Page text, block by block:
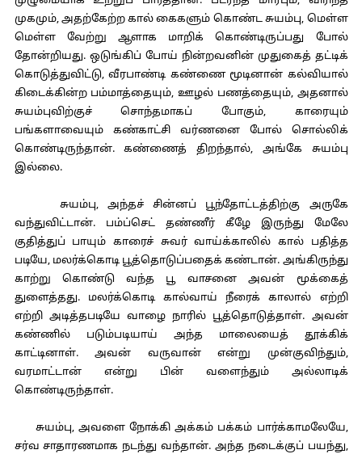
முகமும், அதற்கேற்ற கால் கைகளும் கொண்ட சுயம்பு, மெள்ள
மெள்ள வேற்று ஆளாக மாறிக் கொண்டிருப்பது போல்
தோன்றியது. ஒடுங்கிப் போய் நின்றவனின் முதுகைத் தட்டிக்
கொடுத்துவிட்டு, வீரபாண்டி கண்ணை மூடினான் கல்வியால்
கிடைக்கின்ற பம்மாத்தையும், ஊழல் பணத்தையும், அதனால்
சுயம்புவிற்குச் சொந்தமாகப் போகும், காரையும்
பங்களாவையும் கண்காட்சி வர்ணனை போல் சொல்லிக்
கொண்டிருந்தான். கண்ணைத் திறந்தால், அங்கே சுயம்பு
இல்லை.
சுயம்பு, அந்தச் சின்னப் பூந்தோட்டத்திற்கு அருகே
வந்துவிட்டான். பம்ப்செட் தண்ணீர் கீழே இருந்து மேலே
குதித்துப் பாயும் காரைச் சுவர் வாய்க்காலில் கால் பதித்த
படியே, மலர்க்கொடி பூத்தொடுப்பதைக் கண்டான். அங்கிருந்து
காற்று கொண்டு வந்த பூ வாசனை அவன் மூக்கைத்
துளைத்தது. மலர்க்கொடி கால்வாய் நீரைக் காலால் எற்றி
எற்றி அடித்தபடியே வாழை நாரில் பூத்தொடுத்தாள். அவன்
கண்ணில் படும்படியாய் அந்த மாலையைத் தூக்கிக்
காட்டினாள். அவன் வருவான் என்று முன்குவிந்தும்,
வரமாட்டான் என்று பின் வளைந்தும் அல்லாடிக்
கொண்டிருந்தாள்.
சுயம்பு, அவளை நோக்கி அக்கம் பக்கம் பார்க்காமலேயே,
சர்வ சாதாரணமாக நடந்து வந்தான். அந்த நடைக்குப் பயந்து,